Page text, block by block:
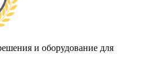
и оборудование для